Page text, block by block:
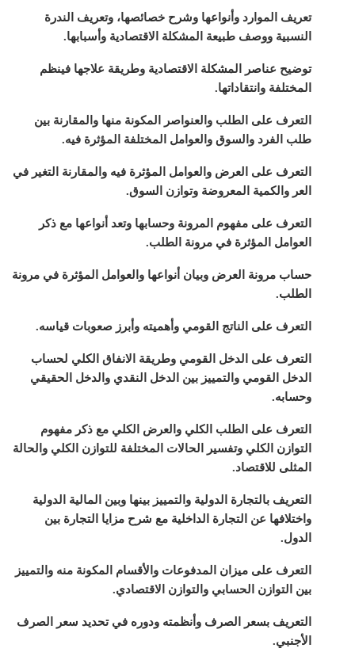
تعريف الموارد وأنواعها وشرح خصائصها، وتعريف الندرة
النسبية ووصف طبيعة المشكلة الاقتصادية وأسبابها.
توضيح عناصر المشكلة الاقتصادية وطريقة علاجها فينظم
المختلفة وانتقاداتها.
التعرف على الطلب والعنواصر المكونة منها والمقارنة بين
طلب الفرد والسوق والعوامل المختلفة المؤثرة فيه.
التعرف على العرض والعوامل المؤثرة فيه والمقارنة التغير في
العر والكمية المعروضة وتوازن السوق.
التعرف على مفهوم المرونة وحسابها وتعد أنواعها مع ذكر
العوامل المؤثرة في مرونة الطلب.
حساب مرونة العرض وبيان أنواعها والعوامل المؤثرة في مرونة
الطلب.
التعرف على الناتج القومي وأهميته وأبرز صعوبات قياسه.
التعرف على الدخل القومي وطريقة الانفاق الكلي لحساب
الدخل القومي والتمييز بين الدخل النقدي والدخل الحقيقي
وحسابه.
التعرف على الطلب الكلي والعرض الكلي مع ذكر مفهوم
التوازن الكلي وتفسير الحالات المختلفة للتوازن الكلي والحالة
المثلى للاقتصاد.
التعريف بالتجارة الدولية والتمييز بينها وبين المالية الدولية
واختلافها عن التجارة الداخلية مع شرح مزايا التجارة بين
الدول.
التعرف على ميزان المدفوعات والأقسام المكونة منه والتمييز
بين التوازن الحسابي والتوازن الاقتصادي.
التعريف بسعر الصرف وأنظمته ودوره في تحديد سعر الصرف
الأجنبي.